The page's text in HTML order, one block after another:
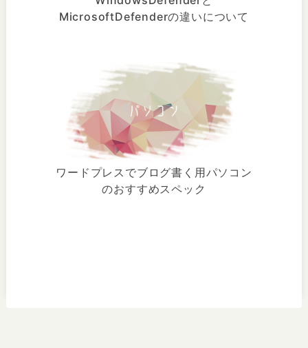
MicrosoftDefenderの違いについて
ワードプレスでブログ書く用パソコン
のおすすめスペック